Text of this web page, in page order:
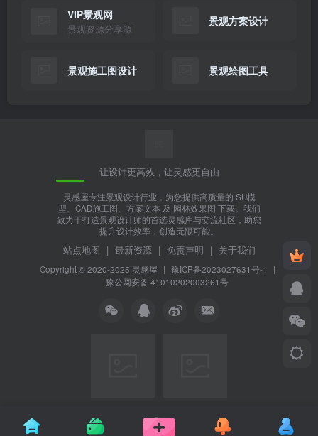
VIP景观网
景观资源分享源
景观方案设计
景观施工图设计 景观绘图工具
让设计更高效，让灵感更自由
灵感屋专注景观设计行业，为您提供高质量的 SU模
型、CAD施工图、方案文本 及 园林效果图 下载。我们
致力于打造景观设计师的首选灵感库与交流社区，助您
提升设计效率，创造无限可能。
站点地图 | 最新资源 | 免责声明 | 关于我们
Copyright © 2020-2025 灵感屋 | 豫ICP备2023027631号-1
|
豫公网安备 41010202003261号